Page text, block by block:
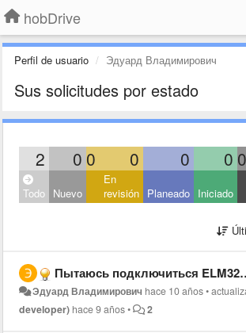
hobDrive
Perfil de usuario Эдуард Владимирович
Sus solicitudes por estado
2 0 0 0 0 0 0
Todo Nuevo
En
revisión Planeado Iniciado
Пытаюсь подключиться ELM327 WI FI выдает ошибку "Port not selected"
Эдуард Владимирович hace 10 años•
developer) hace 9 años• 2